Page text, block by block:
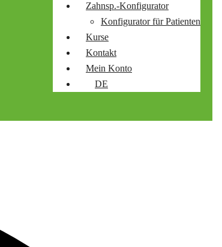
Zahnsp.-Konfigurator
Konfigurator für Patienten
Kurse
Kontakt
Mein Konto
DE